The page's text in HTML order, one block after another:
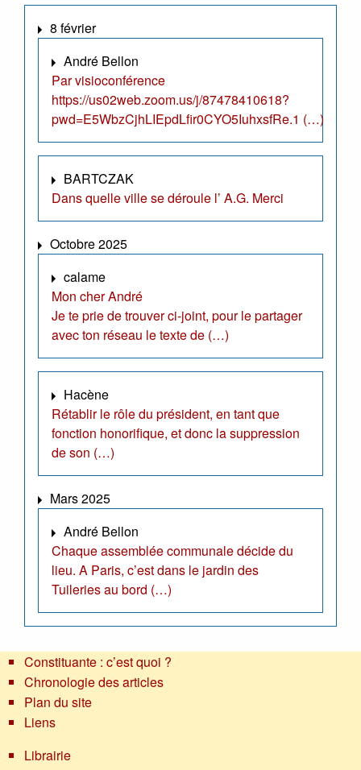
8 février
André Bellon
Par visioconférence
https://us02web.zoom.us/j/87478410618?
pwd=E5WbzCjhLIEpdLfir0CYO5IuhxsfRe.1 (…)
BARTCZAK
Dans quelle ville se déroule l’ A.G. Merci
Octobre 2025
calame
Mon cher André
Je te prie de trouver ci-joint, pour le partager
avec ton réseau le texte de (…)
Hacène
Rétablir le rôle du président, en tant que
fonction honorifique, et donc la suppression
de son (…)
Mars 2025
André Bellon
Chaque assemblée communale décide du
lieu. A Paris, c’est dans le jardin des
Tuileries au bord (…)
Constituante : c’est quoi ?
Chronologie des articles
Plan du site
Liens
Librairie